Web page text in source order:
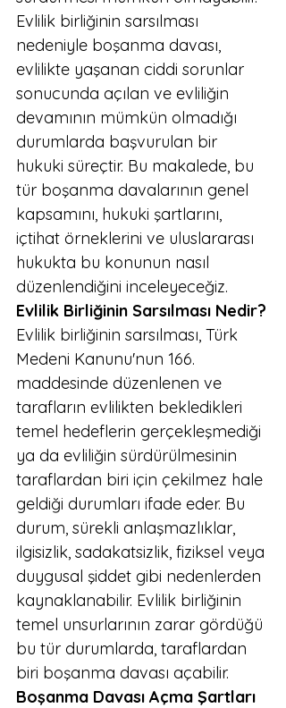
Evlilik birliğinin sarsılması
nedeniyle boşanma davası,
evlilikte yaşanan ciddi sorunlar
sonucunda açılan ve evliliğin
devamının mümkün olmadığı
durumlarda başvurulan bir
hukuki süreçtir. Bu makalede, bu
tür boşanma davalarının genel
kapsamını, hukuki şartlarını,
içtihat örneklerini ve uluslararası
hukukta bu konunun nasıl
düzenlendiğini inceleyeceğiz.
Evlilik Birliğinin Sarsılması Nedir?
Evlilik birliğinin sarsılması, Türk
Medeni Kanunu'nun 166.
maddesinde düzenlenen ve
tarafların evlilikten bekledikleri
temel hedeflerin gerçekleşmediği
ya da evliliğin sürdürülmesinin
taraflardan biri için çekilmez hale
geldiği durumları ifade eder. Bu
durum, sürekli anlaşmazlıklar,
ilgisizlik, sadakatsizlik, fiziksel veya
duygusal şiddet gibi nedenlerden
kaynaklanabilir. Evlilik birliğinin
temel unsurlarının zarar gördüğü
bu tür durumlarda, taraflardan
biri boşanma davası açabilir.
Boşanma Davası Açma Şartları